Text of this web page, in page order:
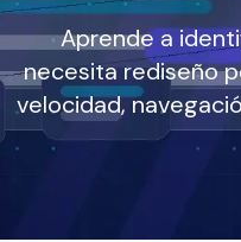
Aprende a
necesita rediseño
velocidad,